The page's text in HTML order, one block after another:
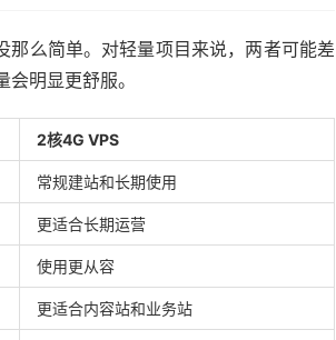
么简单。对轻量项目来说，两者可能差
明显更舒服。
2核4G VPS
常规建站和长期使用
更适合长期运营
使用更从容
更适合内容站和业务站